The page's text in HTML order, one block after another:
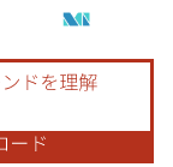
示が必要です。